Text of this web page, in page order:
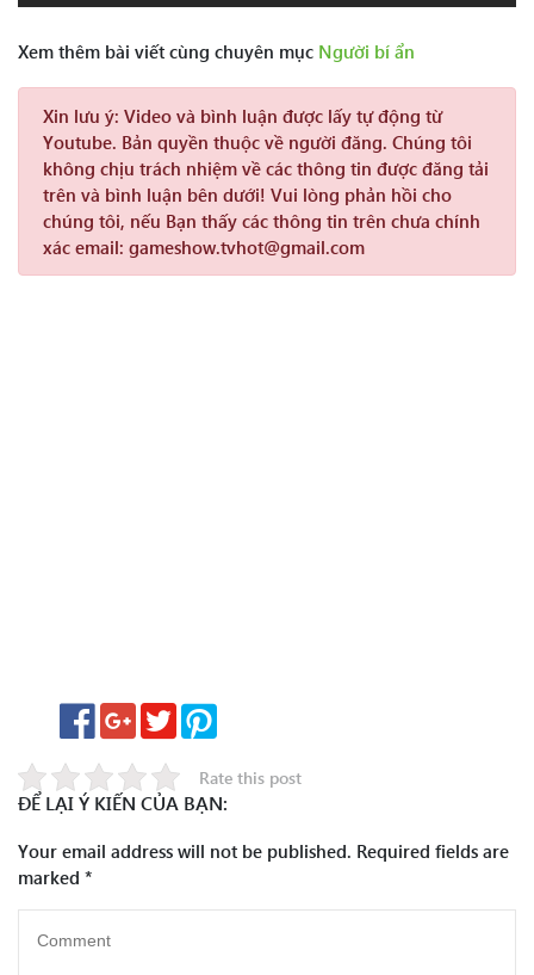
Xem thêm bài viết cùng chuyên mục Người bí ẩn
Xin lưu ý: Video và bình luận được lấy tự động từ
Youtube. Bản quyền thuộc về người đăng. Chúng tôi
không chịu trách nhiệm về các thông tin được đăng tải
trên và bình luận bên dưới! Vui lòng phản hồi cho
chúng tôi, nếu Bạn thấy các thông tin trên chưa chính
xác email: gameshow.tvhot@gmail.com
Rate this post
ĐỂ LẠI Ý KIẾN CỦA BẠN:
Your email address will not be published. Required fields are
marked *